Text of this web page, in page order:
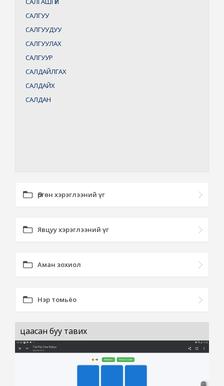
САЛГУУ
САЛГУУДУУ
САЛГУУЛАХ
САЛГУУР
САЛДАЙЛГАХ
САЛДАЙХ
САЛДАН
Өргөн хэрэглээний үг
Явцуу хэрэглээний үг
Аман зохиол
Нэр томьёо
цаасан буу тавих